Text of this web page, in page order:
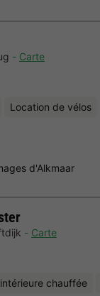
Carte
Location de vélos
d'Alkmaar
Carte
chauffée